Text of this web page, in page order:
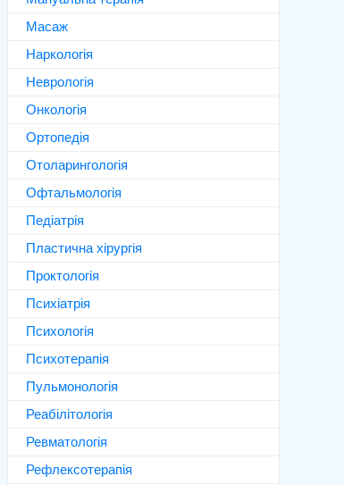
Масаж
Наркологія
Неврологія
Онкологія
Ортопедія
Отоларингологія
Офтальмологія
Педіатрія
Пластична хірургія
Проктологія
Психіатрія
Психологія
Психотерапія
Пульмонологія
Реабілітологія
Ревматологія
Рефлексотерапія